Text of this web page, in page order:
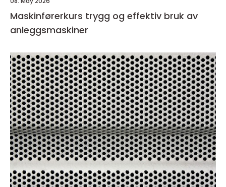
Maskinførerkurs trygg og effektiv bruk av
anleggsmaskiner